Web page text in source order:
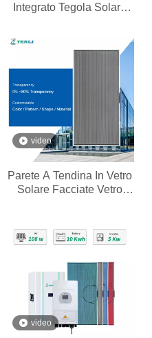
Integrato Tegola Solare
video
Parete A Tendina In Vetro
Solare Facciate Vetro
video